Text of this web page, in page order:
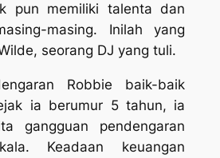
pun memiliki talenta dan
masing. Inilah yang
seorang DJ yang tuli.
Robbie baik-baik
ia berumur 5 tahun, ia
gangguan pendengaran
Keadaan keuangan